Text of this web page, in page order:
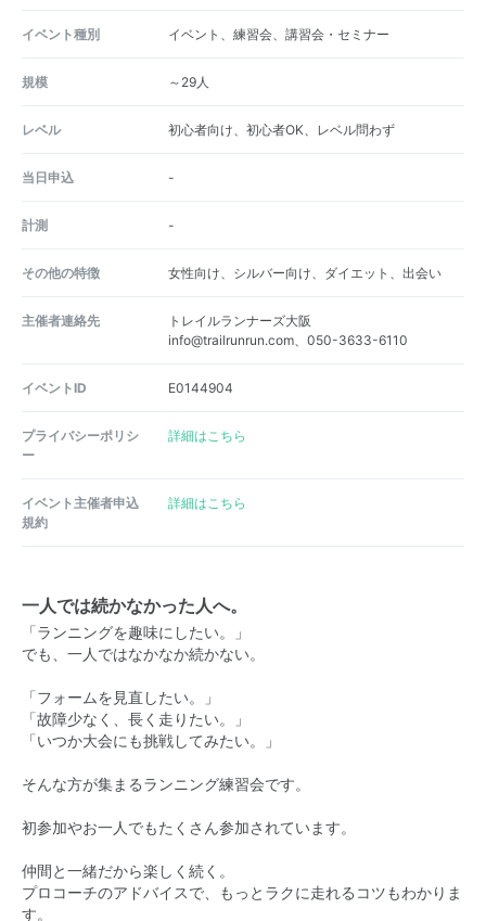
イベント種別 イベント、練習会、講習会・セミナー
規模 ～29人
レベル 初心者向け、初心者OK、レベル問わず
当日申込 -
計測 -
その他の特徴 女性向け、シルバー向け、ダイエット、出会い
主催者連絡先
トレイルランナーズ大阪
info@trailrunrun.com、050-3633-6110
イベントID E0144904
プライバシーポリシ
ー
詳細はこちら
イベント主催者申込
規約
詳細はこちら
一人では続かなかった人へ。
「ランニングを趣味にしたい。」
でも、一人ではなかなか続かない。
「フォームを見直したい。」
「故障少なく、長く走りたい。」
「いつか大会にも挑戦してみたい。」
そんな方が集まるランニング練習会です。
初参加やお一人でもたくさん参加されています。
仲間と一緒だから楽しく続く。
プロコーチのアドバイスで、もっとラクに走れるコツもわかりま
す。